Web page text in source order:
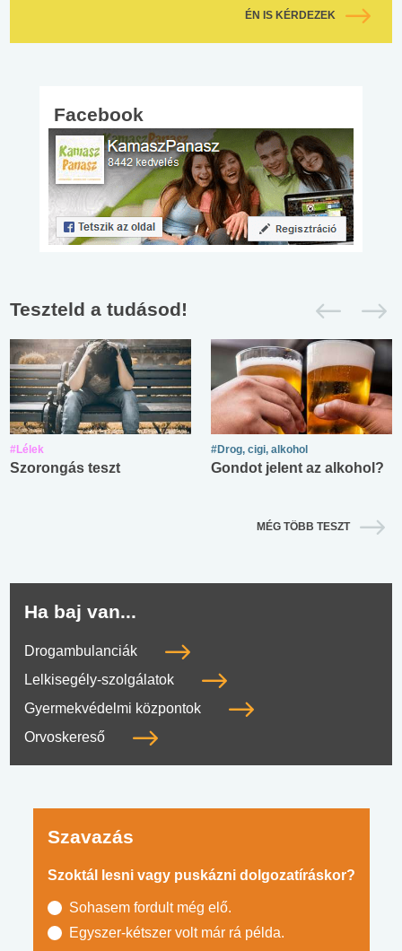
ÉN IS KÉRDEZEK
Facebook
Teszteld a tudásod!
#Lélek
Szorongás teszt
#Drog, cigi, alkohol
Gondot jelent az alkohol?
MÉG TÖBB TESZT
Ha baj van...
Drogambulanciák
Lelkisegély-szolgálatok
Gyermekvédelmi központok
Orvoskereső
Szavazás
Szoktál lesni vagy puskázni dolgozatíráskor?
Sohasem fordult még elő.
Egyszer-kétszer volt már rá példa.